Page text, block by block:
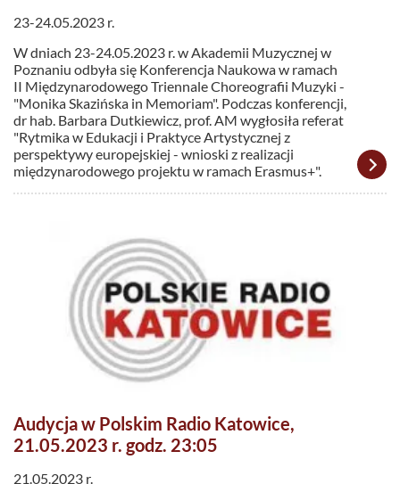
23-24.05.2023 r.
W dniach 23-24.05.2023 r. w Akademii Muzycznej w
Poznaniu odbyła się Konferencja Naukowa w ramach
II Międzynarodowego Triennale Choreografii Muzyki -
"Monika Skazińska in Memoriam". Podczas konferencji,
dr hab. Barbara Dutkiewicz, prof. AM wygłosiła referat
"Rytmika w Edukacji i Praktyce Artystycznej z
perspektywy europejskiej - wnioski z realizacji
międzynarodowego projektu w ramach Erasmus+".
Audycja w Polskim Radio Katowice,
21.05.2023 r. godz. 23:05
21.05.2023 r.